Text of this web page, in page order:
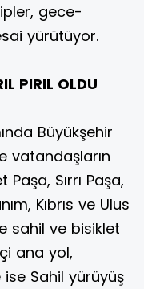
gece-
yürütüyor.
PIRIL OLDU
Büyükşehir
vatandaşların
Sırrı Paşa,
Kıbrıs ve Ulus
sahil ve bisiklet
ana yol,
ise Sahil yürüyüş